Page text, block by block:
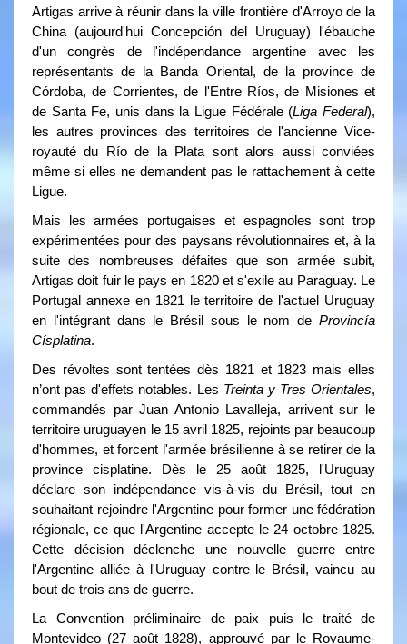
Artigas arrive à réunir dans la ville frontière d'Arroyo de la
China (aujourd'hui Concepción del Uruguay) l'ébauche
d'un congrès de l'indépendance argentine avec les
représentants de la Banda Oriental, de la province de
Córdoba, de Corrientes, de l'Entre Ríos, de Misiones et
de Santa Fe, unis dans la Ligue Fédérale (Liga Federal),
les autres provinces des territoires de l'ancienne Vice-
royauté du Río de la Plata sont alors aussi conviées
même si elles ne demandent pas le rattachement à cette
Ligue.
Mais les armées portugaises et espagnoles sont trop
expérimentées pour des paysans révolutionnaires et, à la
suite des nombreuses défaites que son armée subit,
Artigas doit fuir le pays en 1820 et s'exile au Paraguay. Le
Portugal annexe en 1821 le territoire de l'actuel Uruguay
en l'intégrant dans le Brésil sous le nom de Provincía
Císplatina.
Des révoltes sont tentées dès 1821 et 1823 mais elles
n’ont pas d'effets notables. Les Treinta y Tres Orientales,
commandés par Juan Antonio Lavalleja, arrivent sur le
territoire uruguayen le 15 avril 1825, rejoints par beaucoup
d'hommes, et forcent l'armée brésilienne à se retirer de la
province cisplatine. Dès le 25 août 1825, l'Uruguay
déclare son indépendance vis-à-vis du Brésil, tout en
souhaitant rejoindre l'Argentine pour former une fédération
régionale, ce que l'Argentine accepte le 24 octobre 1825.
Cette décision déclenche une nouvelle guerre entre
l'Argentine alliée à l'Uruguay contre le Brésil, vaincu au
bout de trois ans de guerre.
La Convention préliminaire de paix puis le traité de
Montevideo (27 août 1828), approuvé par le Royaume-